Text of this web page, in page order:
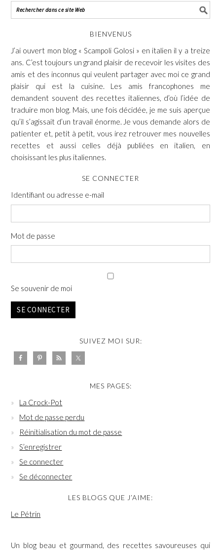
BIENVENUS
J’ai ouvert mon blog « Scampoli Golosi » en italien il y a treize
ans. C’est toujours un grand plaisir de recevoir les visites des
amis et des inconnus qui veulent partager avec moi ce grand
plaisir qui est la cuisine. Les amis francophones me
demandent souvent des recettes italiennes, d’où l’idée de
traduire mon blog. Mais, une fois décidée, je me suis aperçue
qu’il s’agissait d’un travail énorme. Je vous demande alors de
patienter et, petit à petit, vous irez retrouver mes nouvelles
recettes et aussi celles déjà publiées en italien, en
choisissant les plus italiennes.
SE CONNECTER
Identifiant ou adresse e-mail
Mot de passe
Se souvenir de moi
SE CONNECTER
SUIVEZ MOI SUR:
MES PAGES:
La Crock-Pot
Mot de passe perdu
Réinitialisation du mot de passe
S’enregistrer
Se connecter
Se déconnecter
LES BLOGS QUE J’AIME:
Le Pétrin
Un blog beau et gourmand, des recettes savoureuses qui